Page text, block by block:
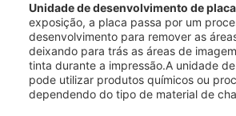
Unidade de desenvolvimento de
exposição, a placa passa por um
desenvolvimento para remover as
deixando para trás as áreas de
tinta durante a impressão.A unidade
pode utilizar produtos químicos ou
dependendo do tipo de material de